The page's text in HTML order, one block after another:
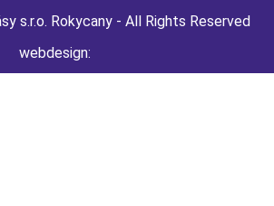
s.r.o. Rokycany - All Rights Reserved
webdesign: